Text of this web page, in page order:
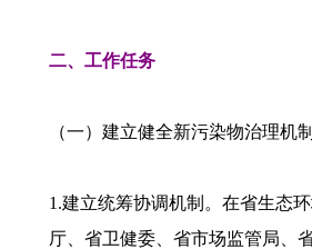
二、工作任务
（一）建立健全新污染物治理机制
1.建立统筹协调机制。在省生态
厅、省卫健委、省市场监管局、